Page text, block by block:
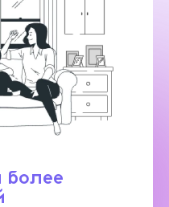
более